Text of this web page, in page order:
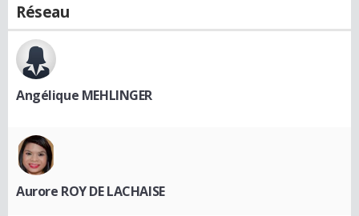
Réseau
Angélique MEHLINGER
Aurore ROY DE LACHAISE